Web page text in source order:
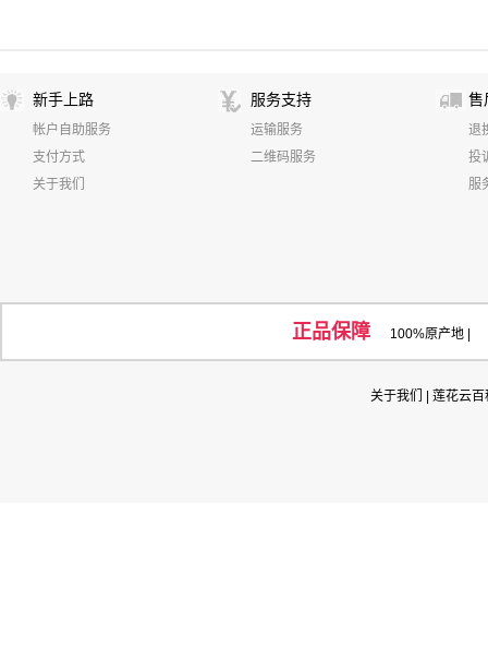
新手上路
帐户自助服务
支付方式
关于我们
服务支持
运输服务
二维码服务
售
退
投
服
正品保障 100%原产地
关于我们 莲花云百